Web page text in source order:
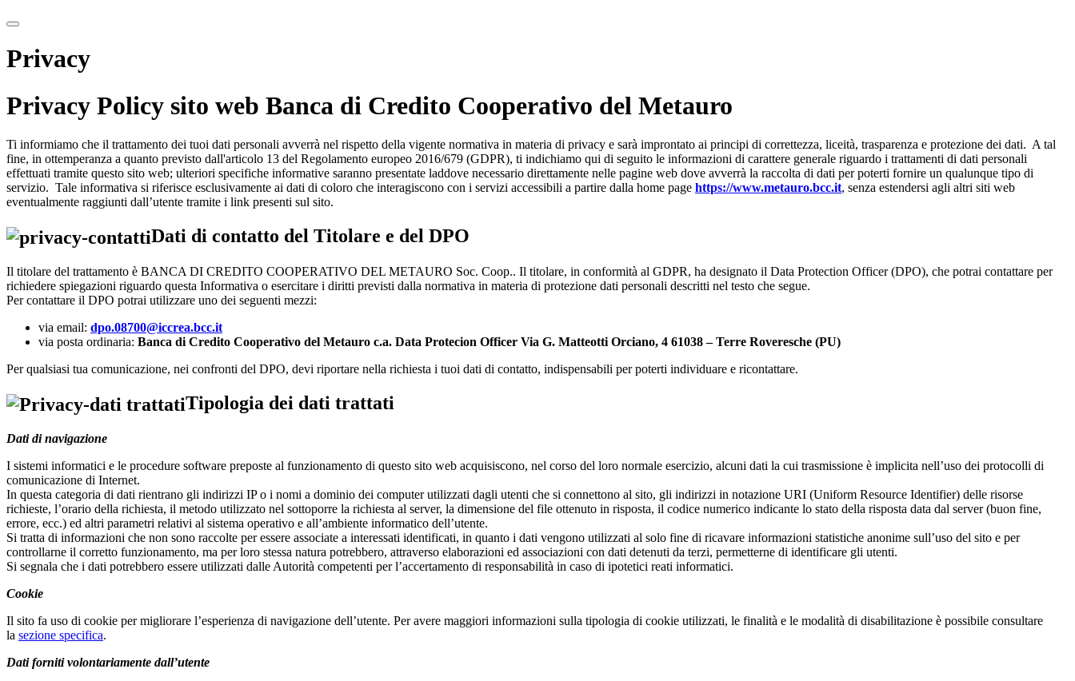
Privacy
Privacy Policy sito web Banca di Credito Cooperativo del Metauro
Ti informiamo che il trattamento dei tuoi dati personali avverrà nel rispetto della vigente normativa in materia di privacy e sarà improntato ai principi di correttezza, liceità, trasparenza e protezione dei dati. A tal
fine, in ottemperanza a quanto previsto dall'articolo 13 del Regolamento europeo 2016/679 (GDPR), ti indichiamo qui di seguito le informazioni di carattere generale riguardo i trattamenti di dati personali
effettuati tramite questo sito web; ulteriori specifiche informative saranno presentate laddove necessario direttamente nelle pagine web dove avverrà la raccolta di dati per poterti fornire un qualunque tipo di
servizio. Tale informativa si riferisce esclusivamente ai dati di coloro che interagiscono con i servizi accessibili a partire dalla home page https://www.metauro.bcc.it, senza estendersi agli altri siti web
eventualmente raggiunti dall’utente tramite i link presenti sul sito.
Dati di contatto del Titolare e del DPO
Il titolare del trattamento è BANCA DI CREDITO COOPERATIVO DEL METAURO Soc. Coop.. Il titolare, in conformità al GDPR, ha designato il Data Protection Officer (DPO), che potrai contattare per
richiedere spiegazioni riguardo questa Informativa o esercitare i diritti previsti dalla normativa in materia di protezione dati personali descritti nel testo che segue.
Per contattare il DPO potrai utilizzare uno dei seguenti mezzi:
via email: dpo.08700@iccrea.bcc.it
via posta ordinaria: Banca di Credito Cooperativo del Metauro c.a. Data Protecion Officer Via G. Matteotti Orciano, 4 61038 – Terre Roveresche (PU)
Per qualsiasi tua comunicazione, nei confronti del DPO, devi riportare nella richiesta i tuoi dati di contatto, indispensabili per poterti individuare e ricontattare.
Tipologia dei dati trattati
Dati di navigazione
I sistemi informatici e le procedure software preposte al funzionamento di questo sito web acquisiscono, nel corso del loro normale esercizio, alcuni dati la cui trasmissione è implicita nell’uso dei protocolli di
comunicazione di Internet.
In questa categoria di dati rientrano gli indirizzi IP o i nomi a dominio dei computer utilizzati dagli utenti che si connettono al sito, gli indirizzi in notazione URI (Uniform Resource Identifier) delle risorse
richieste, l’orario della richiesta, il metodo utilizzato nel sottoporre la richiesta al server, la dimensione del file ottenuto in risposta, il codice numerico indicante lo stato della risposta data dal server (buon fine,
errore, ecc.) ed altri parametri relativi al sistema operativo e all’ambiente informatico dell’utente.
Si tratta di informazioni che non sono raccolte per essere associate a interessati identificati, in quanto i dati vengono utilizzati al solo fine di ricavare informazioni statistiche anonime sull’uso del sito e per
controllarne il corretto funzionamento, ma per loro stessa natura potrebbero, attraverso elaborazioni ed associazioni con dati detenuti da terzi, permetterne di identificare gli utenti.
Si segnala che i dati potrebbero essere utilizzati dalle Autorità competenti per l’accertamento di responsabilità in caso di ipotetici reati informatici.
Cookie
Il sito fa uso di cookie per migliorare l’esperienza di navigazione dell’utente. Per avere maggiori informazioni sulla tipologia di cookie utilizzati, le finalità e le modalità di disabilitazione è possibile consultare
la sezione specifica.
Dati forniti volontariamente dall’utente